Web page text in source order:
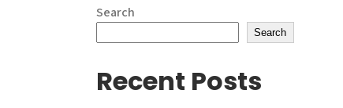
Search
Search
Recent Posts